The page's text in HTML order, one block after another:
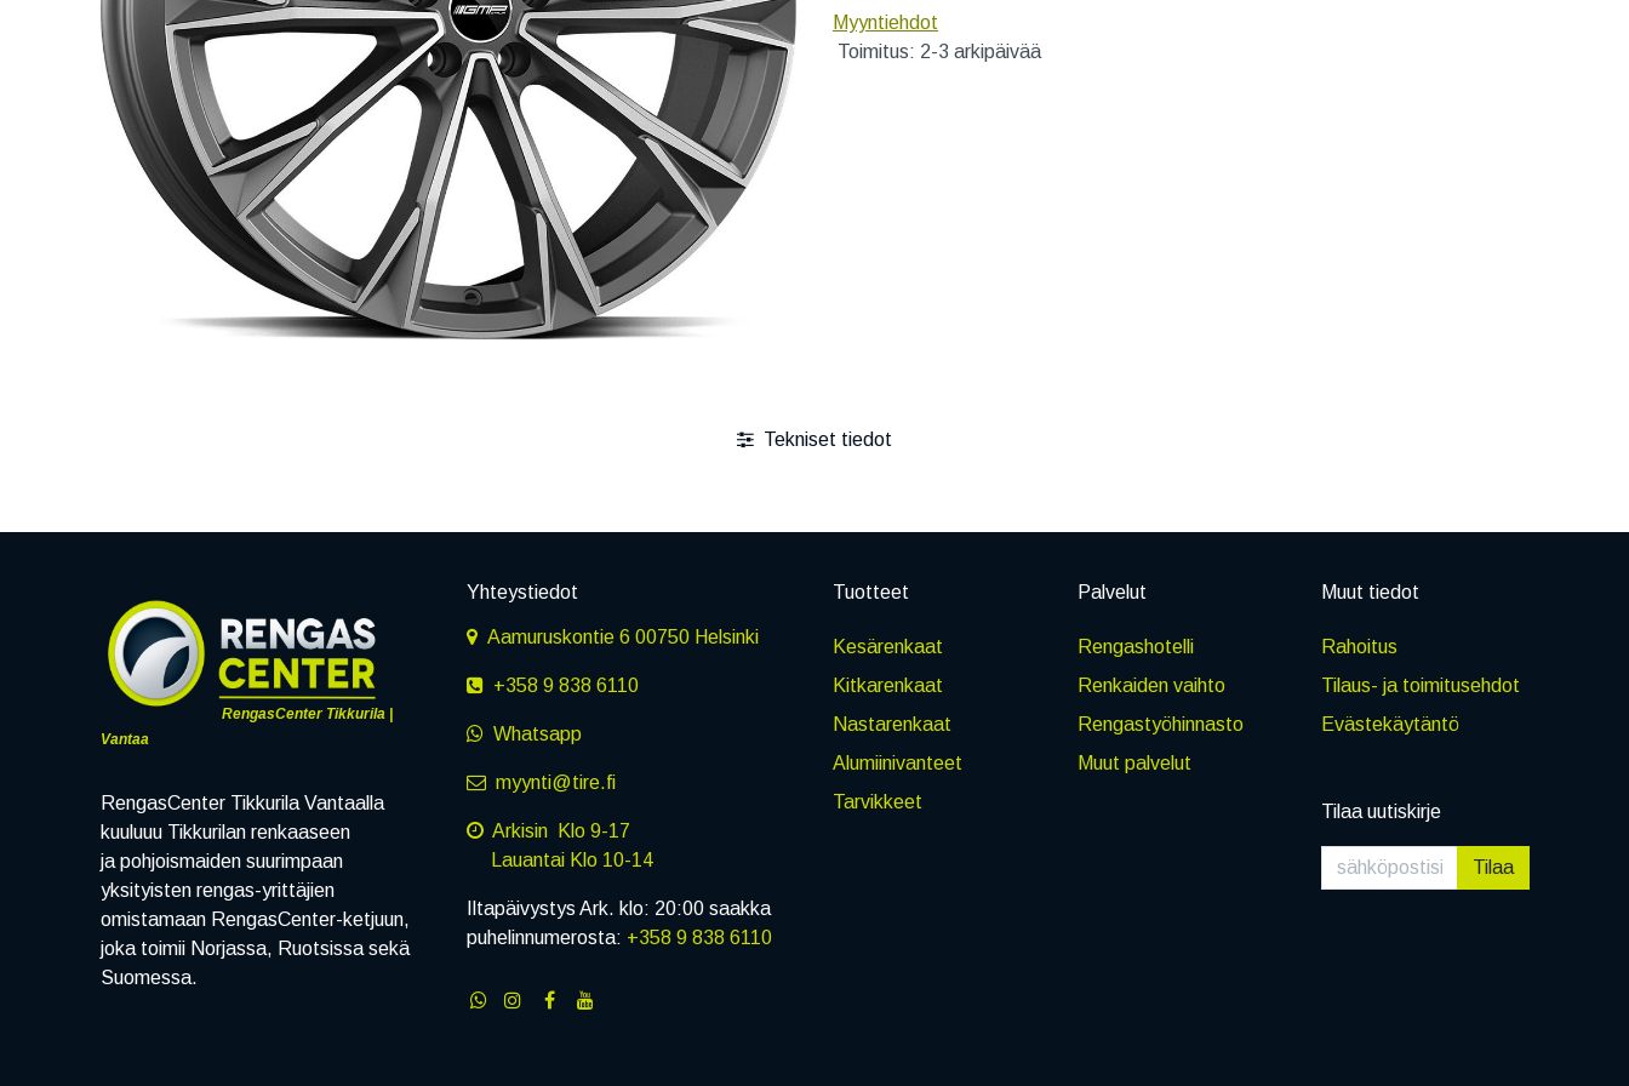
Myyntiehdot
Toimitus: 2-3 arkipäivää
Tekniset tiedot
RengasCenter Tikkurila |
Vantaa
RengasCenter Tikkurila Vantaalla
kuuluuu Tikkurilan renkaaseen
ja pohjoismaiden suurimpaan
yksityisten rengas-yrittäjien
omistamaan RengasCenter-ketjuun,
joka toimii Norjassa, Ruotsissa sekä
Suomessa.
Yhteystiedot
Aamuruskontie 6 00750 Helsinki
+358 9 838 6110
Whatsapp
myynti@tire.fi
Arkisin Klo 9-17
Lauantai Klo 10-14
Iltapäivystys Ark. klo: 20:00 saakka
puhelinnumerosta: +358 9 838 6110
Tuotteet
Kesärenkaat
Kitkarenkaat
Nastarenkaat
Alumiinivanteet
Tarvikkeet
Palvelut
Rengashotelli
Renkaiden vaihto
Rengastyöhinnasto
Muut palvelut
Muut tiedot
Rahoitus
Tilaus- ja toimitusehdot
Evästekäytäntö
Tilaa uutiskirje
Tilaa